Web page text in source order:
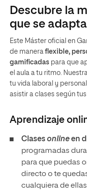
Descubre la
que se
Este Máster oficial en
de manera flexible,
gamificadas para que
el aula a tu ritmo.
tu vida laboral y
asistir a clases según
Aprendizaje
Clasesonlineen
programadas
para que puedas
directo o te
cualquiera de